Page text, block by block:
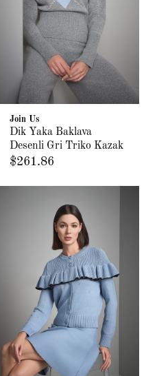
Join Us
Dik Yaka Baklava
Desenli Gri Triko Kazak
$261.86